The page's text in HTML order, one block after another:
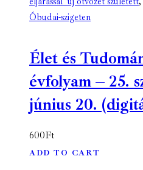
Óbudai-szigeten
Élet és
évfolyam – 25.
június 20.
600Ft
ADD TO CART